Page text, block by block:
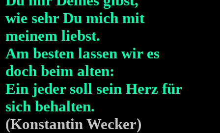
wie sehr Du mich mit
meinem liebst.
Am besten lassen wir es
doch beim alten:
Ein jeder soll sein Herz für
sich behalten.
(Konstantin Wecker)